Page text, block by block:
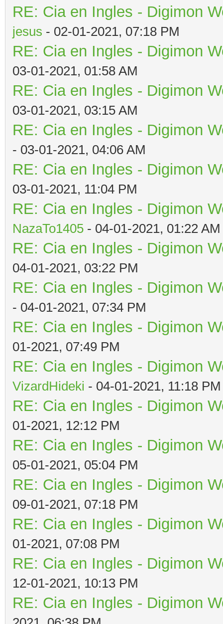
RE: Cia en Ingles - Digimon
jesus - 02-01-2021, 07:18 PM
RE: Cia en Ingles - Digimon
03-01-2021, 01:58 AM
RE: Cia en Ingles - Digimon
03-01-2021, 03:15 AM
RE: Cia en Ingles - Digimon
- 03-01-2021, 04:06 AM
RE: Cia en Ingles - Digimon
03-01-2021, 11:04 PM
RE: Cia en Ingles - Digimon
NazaTo1405 - 04-01-2021, 01:22 AM
RE: Cia en Ingles - Digimon
04-01-2021, 03:22 PM
RE: Cia en Ingles - Digimon
- 04-01-2021, 07:34 PM
RE: Cia en Ingles - Digimon
01-2021, 07:49 PM
RE: Cia en Ingles - Digimon
VizardHideki - 04-01-2021, 11:18 PM
RE: Cia en Ingles - Digimon
01-2021, 12:12 PM
RE: Cia en Ingles - Digimon
05-01-2021, 05:04 PM
RE: Cia en Ingles - Digimon
09-01-2021, 07:18 PM
RE: Cia en Ingles - Digimon
01-2021, 07:08 PM
RE: Cia en Ingles - Digimon
12-01-2021, 10:13 PM
RE: Cia en Ingles - Digimon